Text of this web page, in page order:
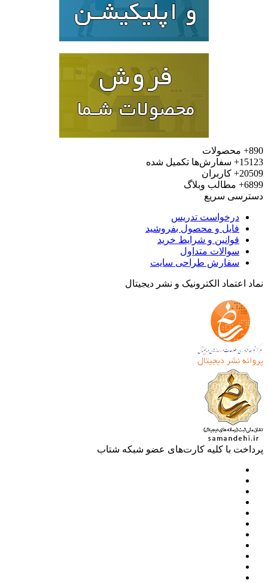
محصولات
سفارش‌ها تکمیل شده
کاربران
مطالب وبلاگ
سریع
درخواست تدریس
فایل و محصول بفروشید
قوانین و شرایط خرید
سوالات متداول
سفارش طراحی سایت
اعتماد الکترونیک و نشر دیجیتال
با کلیه کارت‌های عضو شبکه شتاب